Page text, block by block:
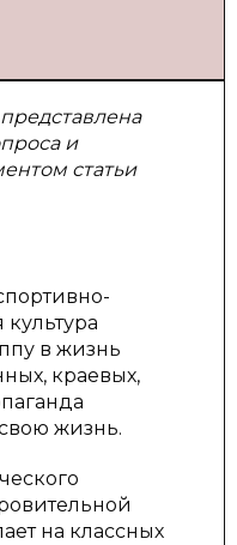
и
статьи
в жизнь
краевых,
жизнь.
на классных